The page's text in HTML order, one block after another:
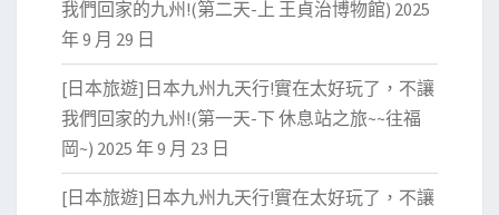
我們回家的九州!(第二天-上 王貞治博物館) 2025
年 9 月 29 日
[日本旅遊]日本九州九天行!實在太好玩了，不讓
我們回家的九州!(第一天-下 休息站之旅~~往福
岡~) 2025 年 9 月 23 日
[日本旅遊]日本九州九天行!實在太好玩了，不讓